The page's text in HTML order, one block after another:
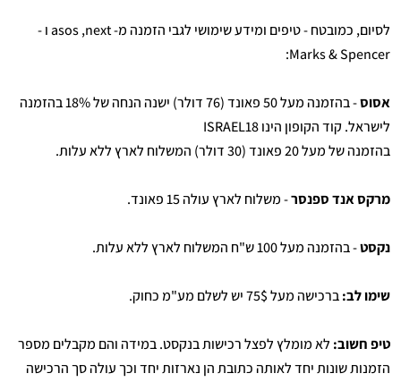
לסיום, כמובטח - טיפים ומידע שימושי לגבי הזמנה מ- asos ,next ו -
Marks & Spencer:
אסוס
- בהזמנה מעל 50 פאונד (76 דולר) ישנה הנחה של 18% בהזמנה
לישראל. קוד הקופון הינו ISRAEL18
בהזמנה של מעל 20 פאונד (30 דולר) המשלוח לארץ ללא עלות.
מרקס אנד ספנסר- משלוח לארץ עולה 15 פאונד.
נקסט- בהזמנה מעל 100 ש"ח המשלוח לארץ ללא עלות.
שימו לב:ברכישה מעל 75$ יש לשלם מע"מ כחוק.
טיפ חשוב: לא מומלץ לפצל רכישות בנקסט. במידה והם מקבלים מספר
הזמנות שונות יחד לאותה כתובת הן נארזות יחד וכך עולה סך הרכישה